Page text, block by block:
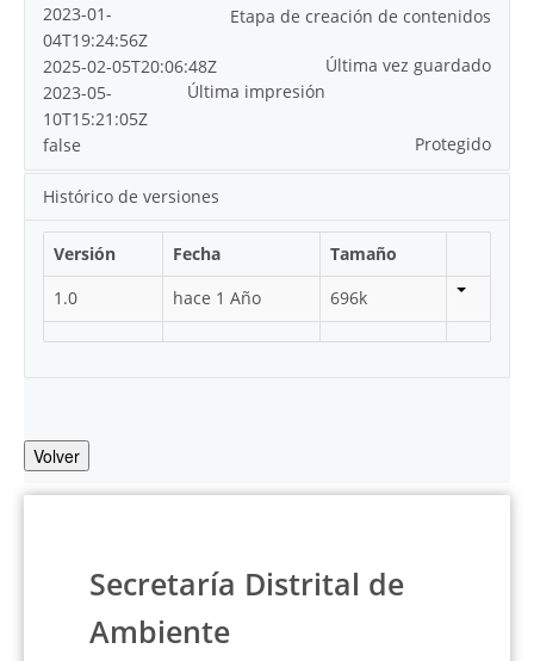
Etapa de creación de contenidos
2023-01-
04T19:24:56Z
Última vez guardado
2025-02-05T20:06:48Z
Última impresión
2023-05-
10T15:21:05Z
Protegido
false
Histórico de versiones
Versión Fecha
Tamaño
1.0
hace 1 Año 696k
Volver
Secretaría Distrital de
Ambiente